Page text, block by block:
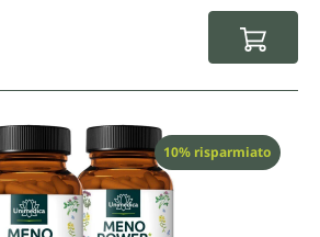
Sconto
10% risparmiato